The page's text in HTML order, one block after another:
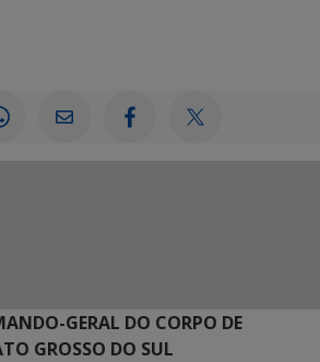
GERAL DO CORPO DE
GROSSO DO SUL